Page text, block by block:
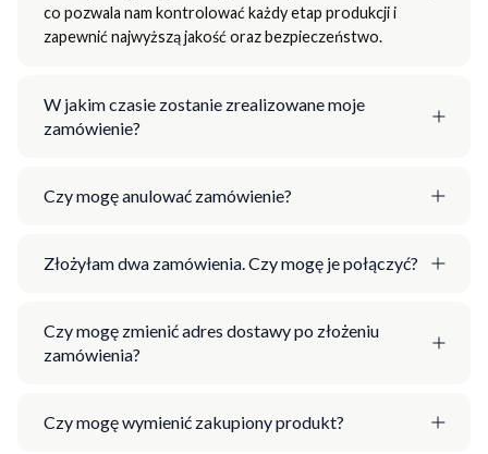
co pozwala nam kontrolować każdy etap produkcji i
zapewnić najwyższą jakość oraz bezpieczeństwo.
W jakim czasie zostanie zrealizowane moje
zamówienie?
Czy mogę anulować zamówienie?
Złożyłam dwa zamówienia. Czy mogę je połączyć?
Czy mogę zmienić adres dostawy po złożeniu
zamówienia?
Czy mogę wymienić zakupiony produkt?